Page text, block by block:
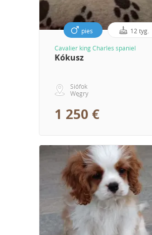
pies 12 tyg.
Cavalier king Charles spaniel
Kókusz
Siófok
Węgry
1 250 €